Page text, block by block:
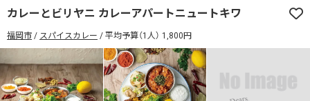
カレー専門店 辛さが選べるお店
カード決済可 電子マネー決済可
#本日のカレー見た！で特典あり
カウンター席あり テーブル席あり テラス席あり
テラス席ペット可 子連れ・赤ちゃんOK
カレー専門店 辛さが選べるお店
キッズメニューあり ポイント貯まる・使える
カレーとビリヤニ カレーアパートニュートキワ
福岡市 スパイスカレー 平均予算（1人） 1,800円